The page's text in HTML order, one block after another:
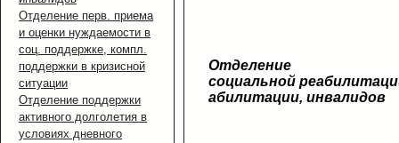
Отделение перв. приема
и оценки нуждаемости в
соц. поддержке, компл.
поддержки в кризисной
ситуации
Отделение поддержки
активного долголетия в
условиях дневного
Отделение
социальной
абилитации, инвалидов